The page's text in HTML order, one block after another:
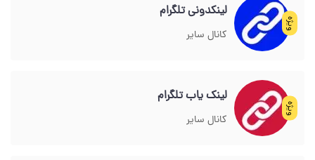
ویژه
لینکدونی تلگرام
کانال سایر
ویژه
لینک یاب تلگرام
کانال سایر